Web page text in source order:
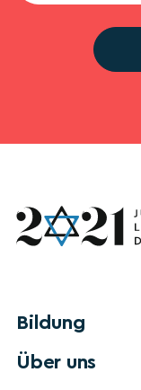
Bildung
Über uns